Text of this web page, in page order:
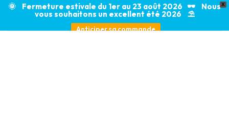
X
🌞 Fermeture estivale du 1er au 23 août 2026 🕶️ Nous
vous souhaitons un excellent été 2026 ⛱️
Anticiper sa commande